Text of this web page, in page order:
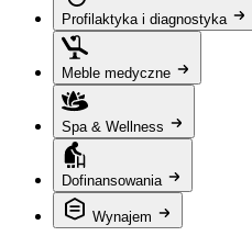
Profilaktyka i diagnostyka
Meble medyczne
Spa & Wellness
Dofinansowania
Wynajem